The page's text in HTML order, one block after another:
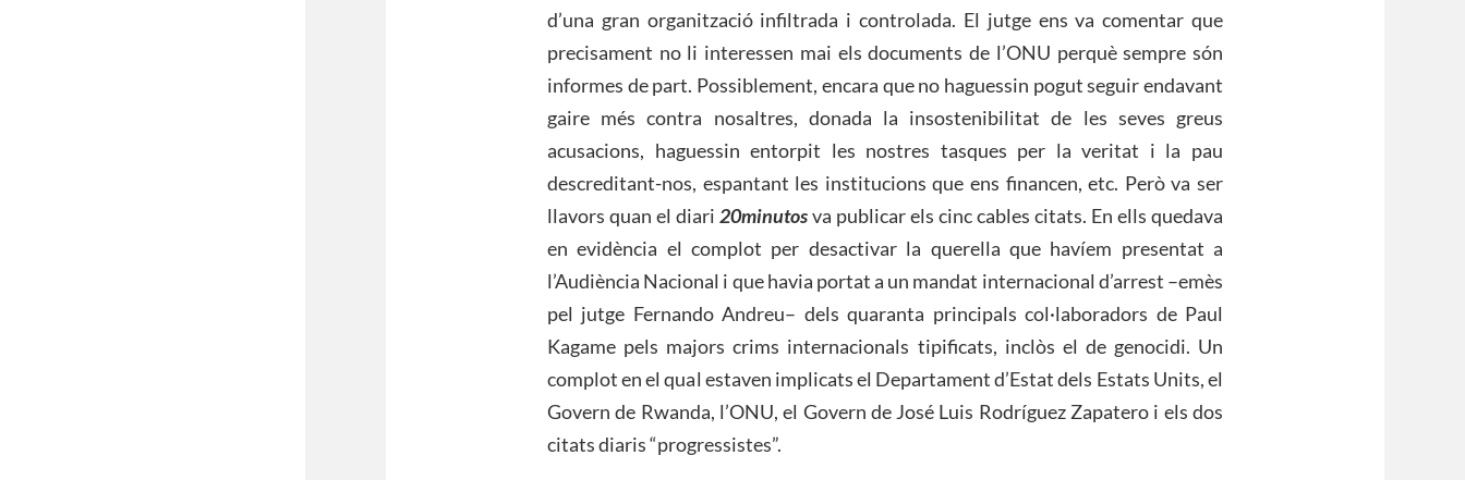
d’una gran organització infiltrada i controlada. El jutge ens va comentar que
precisament no li interessen mai els documents de l’ONU perquè sempre són
informes de part. Possiblement, encara que no haguessin pogut seguir endavant
gaire més contra nosaltres, donada la insostenibilitat de les seves greus
acusacions, haguessin entorpit les nostres tasques per la veritat i la pau
descreditant-nos, espantant les institucions que ens financen, etc. Però va ser
llavors quan el diari 20minutosva publicar els cinc cables citats. En ells quedava
en evidència el complot per desactivar la querella que havíem presentat a
l’Audiència Nacional i que havia portat a un mandat internacional d’arrest –emès
pel jutge Fernando Andreu– dels quaranta principals col·laboradors de Paul
Kagame pels majors crims internacionals tipificats, inclòs el de genocidi. Un
complot en el qual estaven implicats el Departament d’Estat dels Estats Units, el
Govern de Rwanda, l’ONU, el Govern de José Luis Rodríguez Zapatero i els dos
citats diaris “progressistes”.